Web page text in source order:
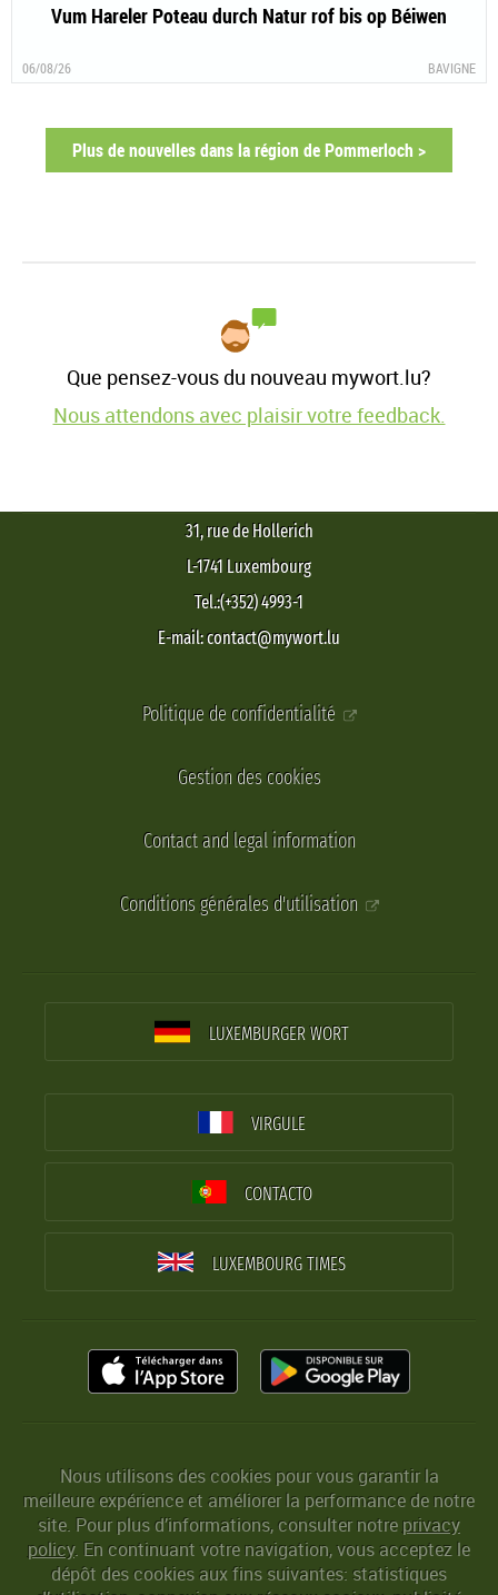
Vum Hareler Poteau durch Natur rof bis op Béiwen
06/08/26 BAVIGNE
Plus de nouvelles dans la région de Pommerloch >
Que pensez-vous du nouveau mywort.lu?
Nous attendons avec plaisir votre feedback.
31, rue de Hollerich
L-1741 Luxembourg
Tel.:(+352) 4993-1
E-mail: contact@mywort.lu
Politique de confidentialité
Gestion des cookies
Contact and legal information
Conditions générales d'utilisation
LUXEMBURGER WORT
VIRGULE
CONTACTO
LUXEMBOURG TIMES
Nous utilisons des cookies pour vous garantir la
meilleure expérience et améliorer la performance de notre
site. Pour plus d’informations, consulter notreprivacy
policy. En continuant votre navigation, vous acceptez le
dépôt des cookies aux fins suivantes: statistiques